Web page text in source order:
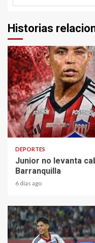
Historias
2 min read
DEPORTES
Junior no levanta
Barranquilla
6 días ago